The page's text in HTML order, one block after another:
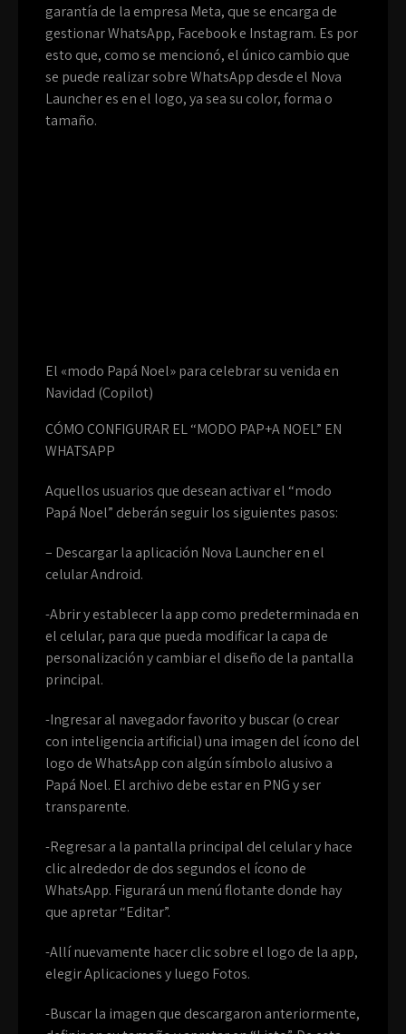
garantía de la empresa Meta, que se encarga de
gestionar WhatsApp, Facebook e Instagram. Es por
esto que, como se mencionó, el único cambio que
se puede realizar sobre WhatsApp desde el Nova
Launcher es en el logo, ya sea su color, forma o
tamaño.
El «modo Papá Noel» para celebrar su venida en
Navidad (Copilot)
CÓMO CONFIGURAR EL “MODO PAP+A NOEL” EN
WHATSAPP
Aquellos usuarios que desean activar el “modo
Papá Noel” deberán seguir los siguientes pasos:
– Descargar la aplicación Nova Launcher en el
celular Android.
-Abrir y establecer la app como predeterminada en
el celular, para que pueda modificar la capa de
personalización y cambiar el diseño de la pantalla
principal.
-Ingresar al navegador favorito y buscar (o crear
con inteligencia artificial) una imagen del ícono del
logo de WhatsApp con algún símbolo alusivo a
Papá Noel. El archivo debe estar en PNG y ser
transparente.
-Regresar a la pantalla principal del celular y hace
clic alrededor de dos segundos el ícono de
WhatsApp. Figurará un menú flotante donde hay
que apretar “Editar”.
-Allí nuevamente hacer clic sobre el logo de la app,
elegir Aplicaciones y luego Fotos.
-Buscar la imagen que descargaron anteriormente,